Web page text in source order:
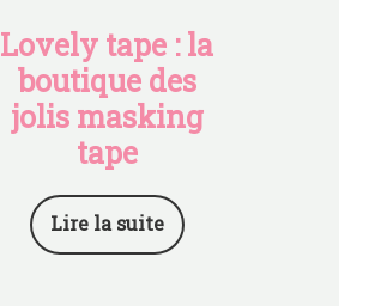
Personnalisez vos tissus
Lovely tape : la
boutique des
jolis masking
tape
Lire la suite